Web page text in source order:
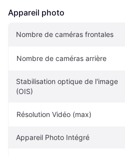
Appareil photo
Nombre de caméras frontales
Nombre de caméras arrière
Stabilisation optique de l'image
(OIS)
Résolution Vidéo (max)
Appareil Photo Intégré